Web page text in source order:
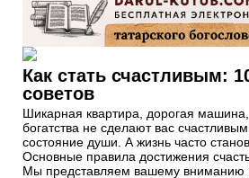
Как стать счастливым:
советов
Шикарная квартира, дорогая
богатства не сделают вас
состояние души. А жизнь часто
Основные правила достижения
Мы представляем вашему вниманию